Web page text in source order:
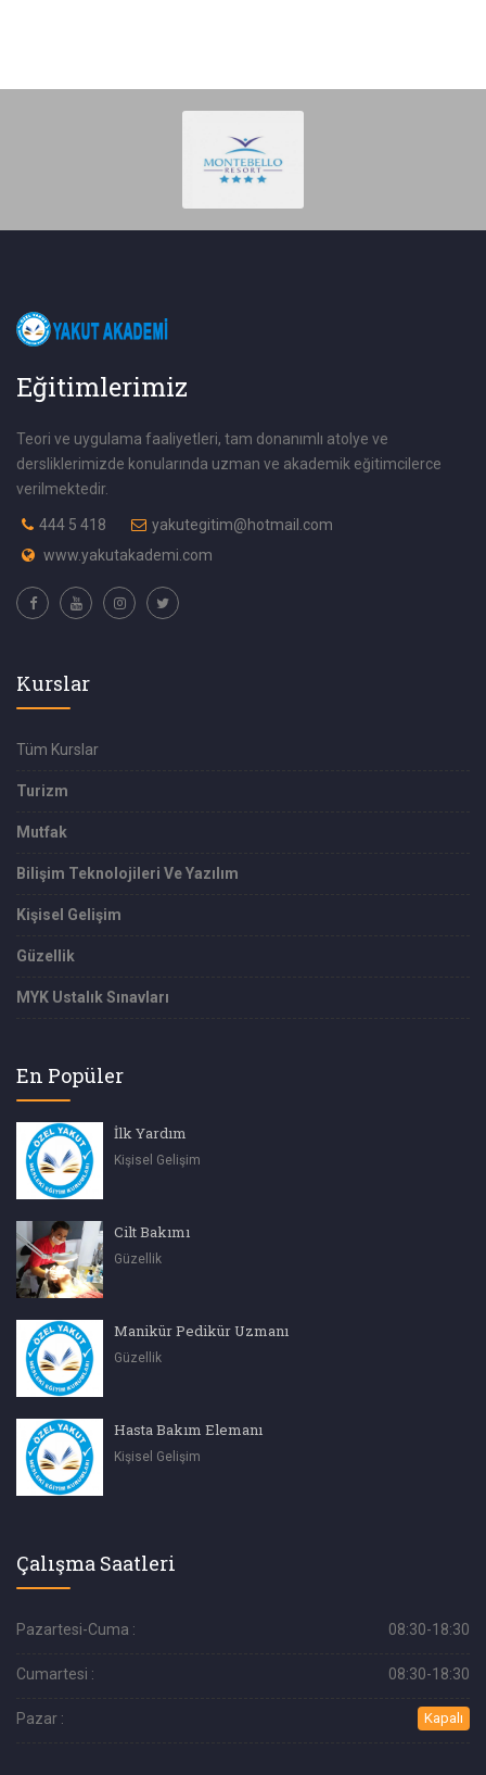
Eğitimlerimiz
Teori ve uygulama faaliyetleri, tam donanımlı atolye ve
dersliklerimizde konularında uzman ve akademik eğitimcilerce
verilmektedir.
444 5 418
yakutegitim@hotmail.com
www.yakutakademi.com
Kurslar
Tüm Kurslar
Turizm
Mutfak
Bilişim Teknolojileri Ve Yazılım
Kişisel Gelişim
Güzellik
MYK Ustalık Sınavları
En Popüler
İlk Yardım
Kişisel Gelişim
Cilt Bakımı
Güzellik
Manikür Pedikür Uzmanı
Güzellik
Hasta Bakım Elemanı
Kişisel Gelişim
Çalışma Saatleri
Pazartesi-Cuma : 08:30-18:30
Cumartesi : 08:30-18:30
Pazar : Kapalı